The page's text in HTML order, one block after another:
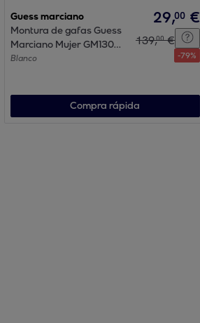
Guess marciano
Montura de gafas Guess
Marciano Mujer GM130-
52-CLRTO
Blanco
29,00 €
139,00 €
-79%
Compra rápida